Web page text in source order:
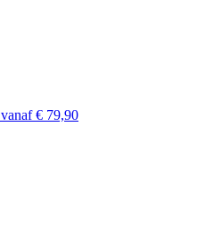
vanaf € 79,90